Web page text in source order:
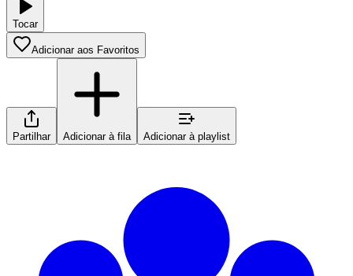
Tocar
Adicionar aos Favoritos
Partilhar Adicionar à fila Adicionar à playlist